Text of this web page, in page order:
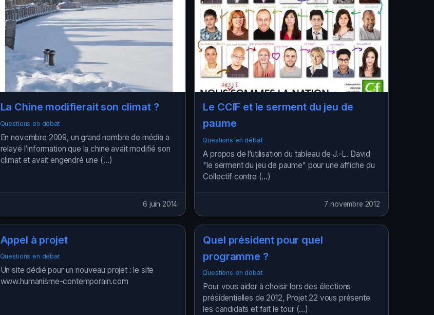
La Chine modifierait son climat ?
Questions en débat
En novembre 2009, un grand nombre de média a
relayé l’information que la chine avait modifié son
climat et avait engendré une (…)
6 juin 2014
Le CCIF et le serment du jeu de
paume
Questions en débat
A propos de l’utilisation du tableau de J.-L. David
"le serment du jeu de paume" pour une affiche du
Collectif contre (…)
7 novembre 2012
Appel à projet
Questions en débat
Un site dédié pour un nouveau projet : le site
www.humanisme-contemporain.com
Quel président pour quel
programme ?
Questions en débat
Pour vous aider à choisir lors des élections
présidentielles de 2012, Projet 22 vous présente
les candidats et fait le tour (…)